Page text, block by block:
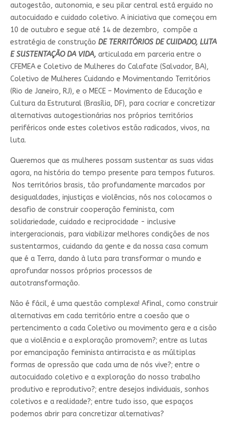
autogestão, autonomia, e seu pilar central está erguido no
autocuidado e cuidado coletivo. A iniciativa que começou em
10 de outubro e segue até 14 de dezembro, compõe a
estratégia de construção DE TERRITÓRIOS DE CUIDADO, LUTA
E SUSTENTAÇÃO DA VIDA, articulada em parceria entre o
CFEMEA e Coletivo de Mulheres do Calafate (Salvador, BA),
Coletivo de Mulheres Cuidando e Movimentando Territórios
(Rio de Janeiro, RJ), e o MECE – Movimento de Educação e
Cultura da Estrutural (Brasília, DF), para cocriar e concretizar
alternativas autogestionárias nos próprios territórios
periféricos onde estes coletivos estão radicados, vivos, na
luta.
Queremos que as mulheres possam sustentar as suas vidas
agora, na história do tempo presente para tempos futuros.
Nos territórios brasis, tão profundamente marcados por
desigualdades, injustiças e violências, nós nos colocamos o
desafio de construir cooperação feminista, com
solidariedade, cuidado e reciprocidade - inclusive
intergeracionais, para viabilizar melhores condições de nos
sustentarmos, cuidando da gente e da nossa casa comum
que é a Terra, dando à luta para transformar o mundo e
aprofundar nossos próprios processos de
autotransformação.
Não é fácil, é uma questão complexa! Afinal, como construir
alternativas em cada território entre a coesão que o
pertencimento a cada Coletivo ou movimento gera e a cisão
que a violência e a exploração promovem?; entre as lutas
por emancipação feminista antirracista e as múltiplas
formas de opressão que cada uma de nós vive?; entre o
autocuidado coletivo e a exploração do nosso trabalho
produtivo e reprodutivo?; entre desejos individuais, sonhos
coletivos e a realidade?; entre tudo isso, que espaços
podemos abrir para concretizar alternativas?